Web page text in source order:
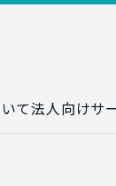
て法人向けサ